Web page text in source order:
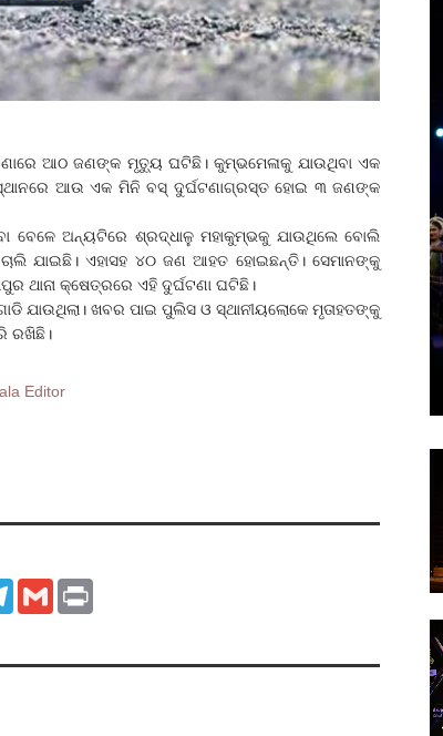
ଆଠ ଜଣଙ୍କ ମୃତ୍ୟୁ ଘଟିଛି। କୁମ୍ଭମେଳାକୁ ଯାଉଥିବା ଏକ
ଆଉ ଏକ ମିନି ବସ୍‌ ଦୁର୍ଘଟଣାଗ୍ରସ୍ତ ହୋଇ ୩ ଜଣଙ୍କ
ବେଳେ ଅନ୍ୟଟିରେ ଶ୍ରଦ୍ଧାଳୁ ମହାକୁମ୍ଭକୁ ଯାଉଥିଲେ ବୋଲି
ଯାଇଛି। ଏହାସହ ୪୦ ଜଣ ଆହତ ହୋଇଛନ୍ତି। ସେମାନଙ୍କୁ
ଥାନା କ୍ଷେତ୍ରରେ ଏହି ଦୁର୍ଘଟଣା ଘଟିଛି।
ଯାଉଥିଲା। ଖବର ପାଇ ପୁଲିସ ଓ ସ୍ଥାନୀୟଲୋକେ ମୃତାହତଙ୍କୁ
ରଖିଛି।
Editor
Telegram
Gmail